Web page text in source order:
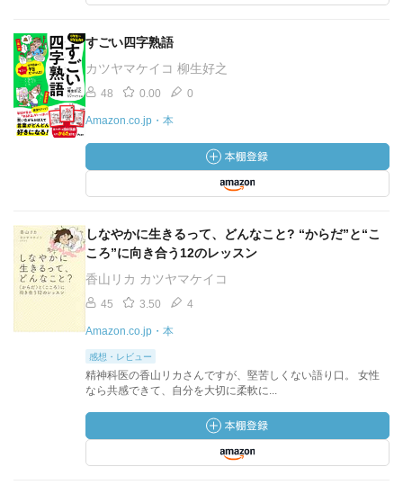
すごい四字熟語
カツヤマケイコ 柳生好之
48 0.00 0
Amazon.co.jp・本
しなやかに生きるって、どんなこと? “からだ”と“こ
ころ”に向き合う12のレッスン
香山リカ カツヤマケイコ
45 3.50 4
Amazon.co.jp・本
感想・レビュー
精神科医の香山リカさんですが、堅苦しくない語り口。 女性
なら共感できて、自分を大切に柔軟に...